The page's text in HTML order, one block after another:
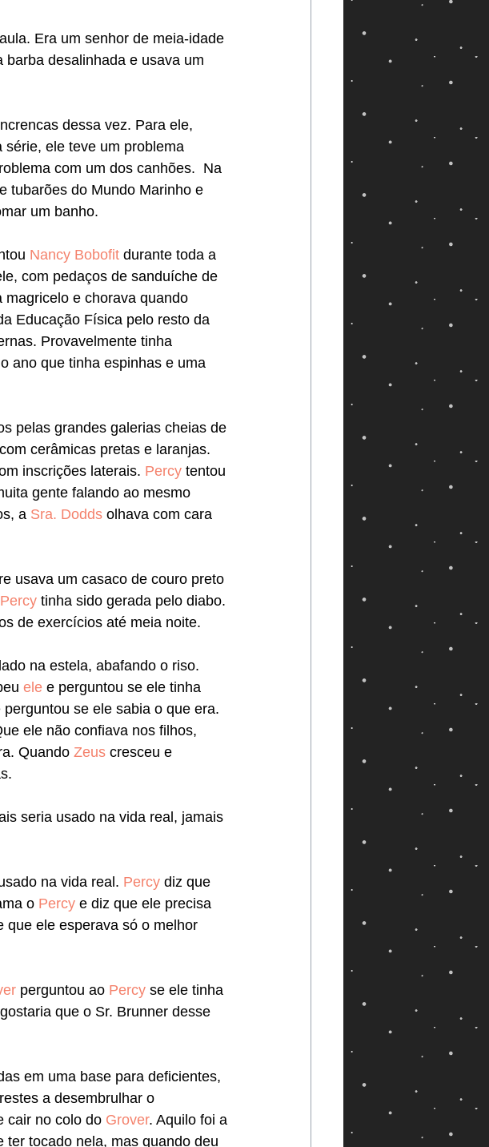
Era um senhor de meia-idade
desalinhada e usava um
dessa vez. Para ele,
ele teve um problema
com um dos canhões.  Na
tubarões do Mundo Marinho e
um banho.
Nancy Bobofit durante toda a
com pedaços de sanduíche de
magricelo e chorava quando
Educação Física pelo resto da
Provavelmente tinha
ano que tinha espinhas e uma
pelas grandes galerias cheias de
cerâmicas pretas e laranjas.
inscrições laterais. Percy tentou
gente falando ao mesmo
a Sra. Dodds olhava com cara
usava um casaco de couro preto
Percy tinha sido gerada pelo diabo.
de exercícios até meia noite.
na estela, abafando o riso.
ele e perguntou se ele tinha
se ele sabia o que era.
ele não confiava nos filhos,
Quando Zeus cresceu e
seria usado na vida real, jamais
na vida real. Percy diz que
o Percy e diz que ele precisa
que ele esperava só o melhor
perguntou ao Percy se ele tinha
que o Sr. Brunner desse
em uma base para deficientes,
a desembrulhar o
cair no colo do Grover. Aquilo foi a
ter tocado nela, mas quando deu